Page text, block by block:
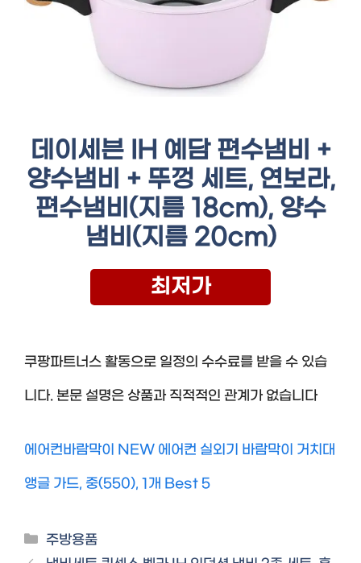
데이세븐 IH 예담 편수냄비 +
양수냄비 + 뚜껑 세트, 연보라,
편수냄비(지름 18cm), 양수
냄비(지름 20cm)
최저가
쿠팡파트너스 활동으로 일정의 수수료를 받을 수 있습
니다. 본문 설명은 상품과 직적적인 관계가 없습니다
에어컨바람막이 NEW 에어컨 실외기 바람막이 거치대
앵글 가드, 중(550), 1개 Best 5
Categories
주방용품